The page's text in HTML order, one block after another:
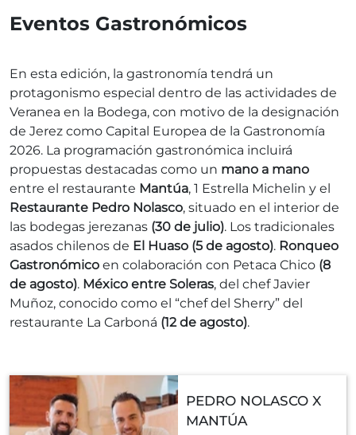
Eventos Gastronómicos
En esta edición, la gastronomía tendrá un
protagonismo especial dentro de las actividades de
Veranea en la Bodega, con motivo de la designación
de Jerez como Capital Europea de la Gastronomía
2026. La programación gastronómica incluirá
propuestas destacadas como un mano a mano
entre el restaurante Mantúa, 1 Estrella Michelin y el
Restaurante Pedro Nolasco, situado en el interior de
las bodegas jerezanas (30 de julio). Los tradicionales
asados chilenos de El Huaso (5 de agosto). Ronqueo
Gastronómico en colaboración con Petaca Chico (8
de agosto). México entre Soleras, del chef Javier
Muñoz, conocido como el “chef del Sherry” del
restaurante La Carboná (12 de agosto).
PEDRO NOLASCO X
MANTÚA